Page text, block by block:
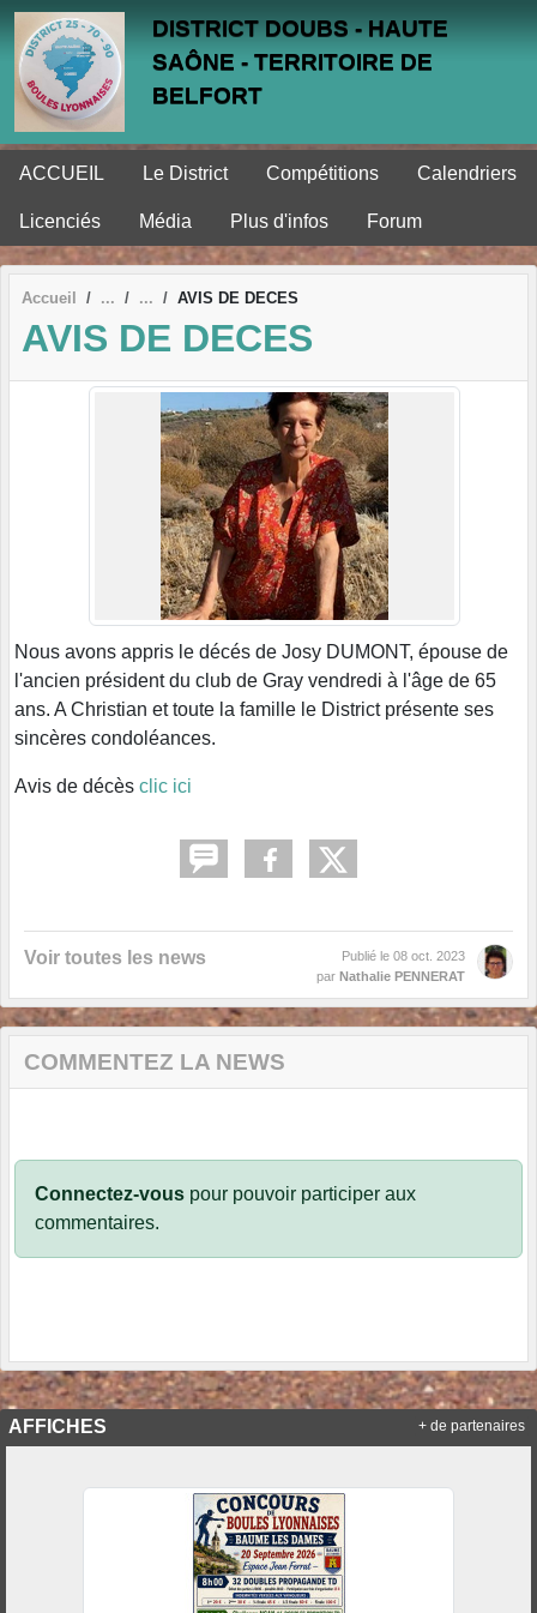
DISTRICT DOUBS - HAUTE
SAÔNE - TERRITOIRE DE
BELFORT
ACCUEIL Le District Compétitions Calendriers
Licenciés Média Plus d'infos Forum
Accueil AVIS DE DECES
AVIS DE DECES
Nous avons appris le décés de Josy DUMONT, épouse de
l'ancien président du club de Gray vendredi à l'âge de 65
ans. A Christian et toute la famille le District présente ses
sincères condoléances.
Avis de décès clic ici
Voir toutes les news Publié le 08 oct. 2023
par Nathalie PENNERAT
COMMENTEZ LA NEWS
Connectez-vous pour pouvoir participer aux
commentaires.
AFFICHES + de partenaires
Panneau de gestion des cookies